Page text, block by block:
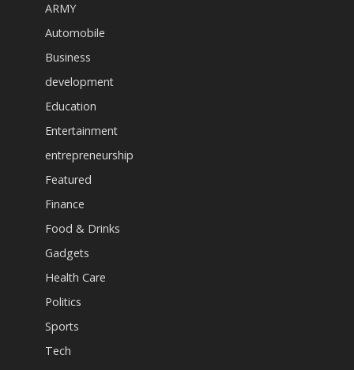
ARMY
Automobile
Business
development
Education
Entertainment
entrepreneurship
Featured
Finance
Food & Drinks
Gadgets
Health Care
Politics
Sports
Tech